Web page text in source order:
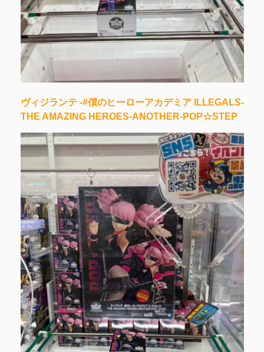
ヴィジランテ -#僕のヒーローアカデミア ILLEGALS-
THE AMAZING HEROES-ANOTHER-POP☆STEP